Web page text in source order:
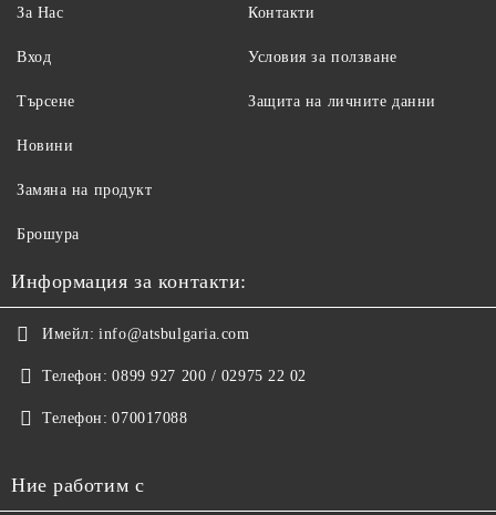
За Нас
Вход
Търсене
Контакти
Условия за ползване
Защита на личните данни
Новини
Замяна на продукт
Брошура
Информация за контакти:
Имейл: info@atsbulgaria.com
Телефон: 0899 927 200 / 02975 22 02
Телефон: 070017088
Ние работим с